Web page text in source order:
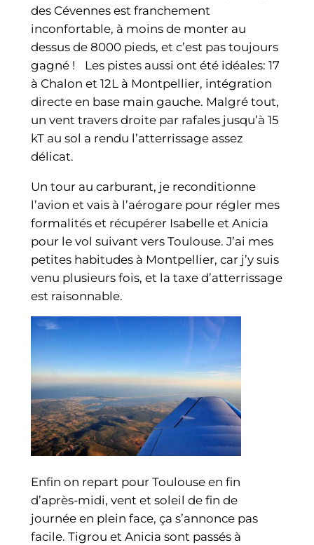
des Cévennes est franchement
inconfortable, à moins de monter au
dessus de 8000 pieds, et c’est pas toujours
gagné ! Les pistes aussi ont été idéales: 17
à Chalon et 12L à Montpellier, intégration
directe en base main gauche. Malgré tout,
un vent travers droite par rafales jusqu’à 15
kT au sol a rendu l’atterrissage assez
délicat.
Un tour au carburant, je reconditionne
l’avion et vais à l’aérogare pour régler mes
formalités et récupérer Isabelle et Anicia
pour le vol suivant vers Toulouse. J’ai mes
petites habitudes à Montpellier, car j’y suis
venu plusieurs fois, et la taxe d’atterrissage
est raisonnable.
Enfin on repart pour Toulouse en fin
d’après-midi, vent et soleil de fin de
journée en plein face, ça s’annonce pas
facile. Tigrou et Anicia sont passés à